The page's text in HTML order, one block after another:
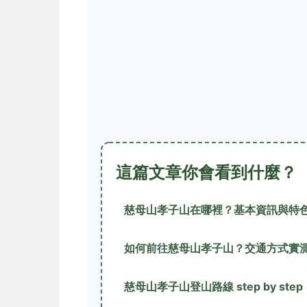
這篇文章你會看到什麼？
慈母山孝子山在哪裡？基本資訊與特
如何前往慈母山孝子山？交通方式實
慈母山孝子山登山路線 step by step